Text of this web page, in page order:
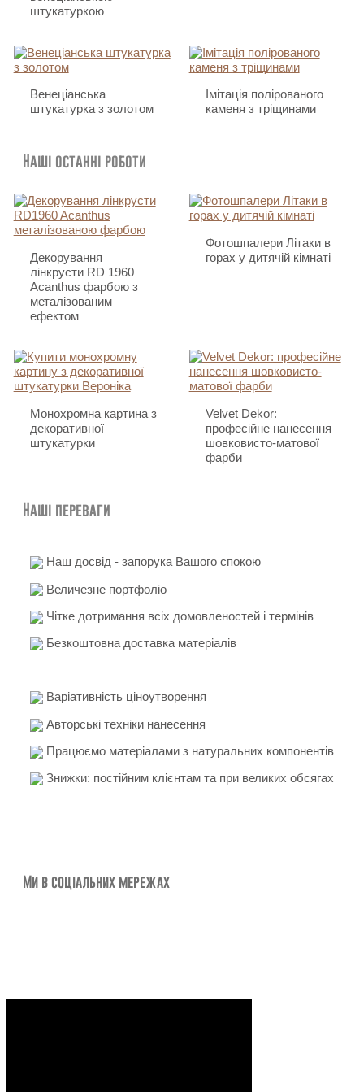
штукатуркою
Венеціанська
штукатурка з золотом
Імітація полірованого
каменя з тріщинами
Наші останні роботи
Декорування
лінкрусти RD 1960
Acanthus фарбою з
металізованим
ефектом
Фотошпалери Літаки в
горах у дитячій кімнаті
Монохромна картина з
декоративної
штукатурки
Velvet Dekor:
професійне нанесення
шовковисто-матової
фарби
Наші переваги
Наш досвід - запорука Вашого спокою
Величезне портфоліо
Чітке дотримання всіх домовленостей і термінів
Безкоштовна доставка матеріалів
Варіативність ціноутворення
Авторські техніки нанесення
Працюємо матеріалами з натуральних компонентів
Знижки: постійним клієнтам та при великих обсягах
Ми в соціальних мережах